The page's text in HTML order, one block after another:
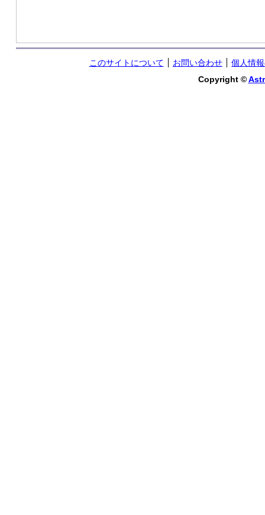
このサイトについて お問い合わせ
個人情
Copyright ©